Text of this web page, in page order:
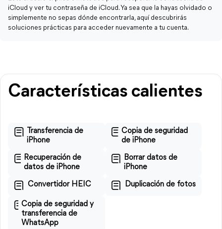
iCloud y ver tu contraseña de iCloud. Ya sea que la hayas olvidado o
simplemente no sepas dónde encontrarla, aquí descubrirás
soluciones prácticas para acceder nuevamente a tu cuenta.
Características calientes
Transferencia de
iPhone
Copia de seguridad
de iPhone
Recuperación de
datos de iPhone
Borrar datos de
iPhone
Convertidor HEIC Duplicación de fotos
Copia de seguridad y
transferencia de
WhatsApp